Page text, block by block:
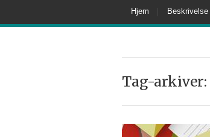
Hjem Beskrivelse
Tag-arkiver: